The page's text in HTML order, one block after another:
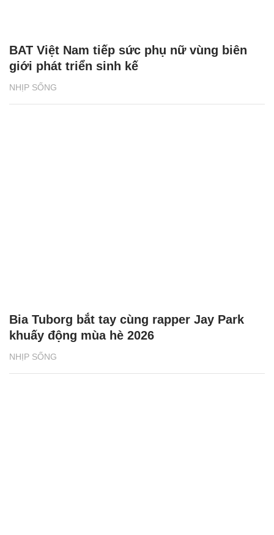
NHỊP SỐNG
BAT Việt Nam tiếp sức phụ nữ vùng biên
giới phát triển sinh kế
NHỊP SỐNG
Bia Tuborg bắt tay cùng rapper Jay Park
khuấy động mùa hè 2026